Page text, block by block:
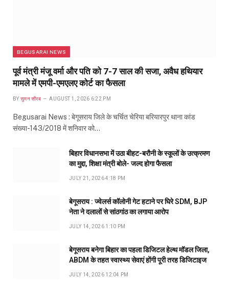
BEGUSARAI NEWS
पूर्व मंत्री मंजू वर्मा और पति को 7-7 साल की सजा, अवैध हथियार
मामले में एमपी-एमएलए कोर्ट का फैसला
BY सुमन सौरब AUGUST 1, 2026 6:22 PM
Begusarai News : बेगूसराय जिले के चर्चित चेरिया बरियारपुर थाना कांड
संख्या-143/2018 में शनिवार को…
बिहार विधानसभा में उठा बीहट-बरौनी के स्कूलों के उत्क्रमण
का मुद्दा, शिक्षा मंत्री बोले- जल्द होगा फैसला
JULY 21, 2026 4:18 PM
बेगूसराय : ज्वेलर्स कॉलोनी गेट हटाने पर घिरे SDM, BJP
नेता ने दलालों से सांठगांठ का लगाया आरोप
JULY 14, 2026 1:10 PM
बेगूसराय बनेगा बिहार का पहला डिजिटल हेल्थ मॉडल जिला,
ABDM के तहत स्वास्थ्य सेवाएं होंगी पूरी तरह डिजिटाइज
JULY 14, 2026 12:04 PM